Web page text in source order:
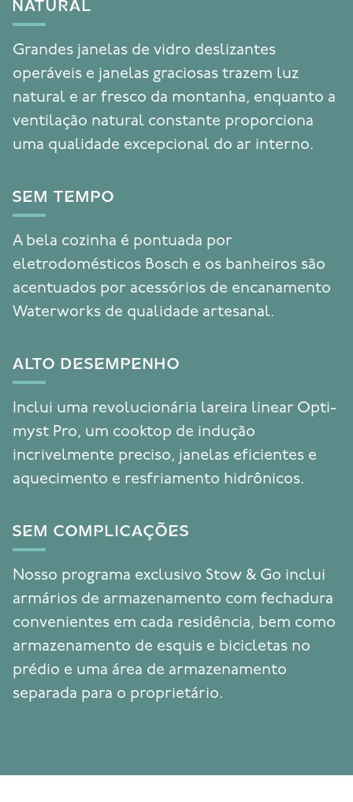
NATURAL
Grandes janelas de vidro deslizantes
operáveis e janelas graciosas trazem luz
natural e ar fresco da montanha, enquanto a
ventilação natural constante proporciona
uma qualidade excepcional do ar interno.
SEM TEMPO
A bela cozinha é pontuada por
eletrodomésticos Bosch e os banheiros são
acentuados por acessórios de encanamento
Waterworks de qualidade artesanal.
ALTO DESEMPENHO
Inclui uma revolucionária lareira linear Opti-
myst Pro, um cooktop de indução
incrivelmente preciso, janelas eficientes e
aquecimento e resfriamento hidrônicos.
SEM COMPLICAÇÕES
Nosso programa exclusivo Stow & Go inclui
armários de armazenamento com fechadura
convenientes em cada residência, bem como
armazenamento de esquis e bicicletas no
prédio e uma área de armazenamento
separada para o proprietário.